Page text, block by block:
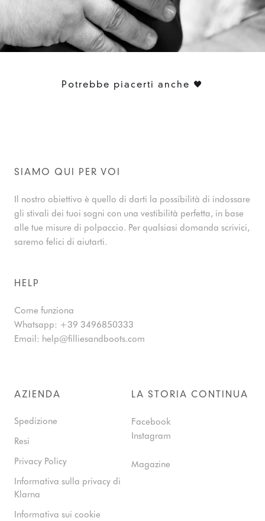
Potrebbe piacerti anche 🖤
SIAMO QUI PER VOI
Il nostro obiettivo è quello di darti la possibilità di indossare
gli stivali dei tuoi sogni con una vestibilità perfetta, in base
alle tue misure di polpaccio. Per qualsiasi domanda scrivici,
saremo felici di aiutarti.
HELP
Come funziona
Whatsapp: +39 3496850333
Email: help@filliesandboots.com
AZIENDA
Spedizione
Resi
Privacy Policy
Informativa sulla privacy di
Klarna
Informativa sui cookie
LA STORIA CONTINUA
Facebook
Instagram
Magazine